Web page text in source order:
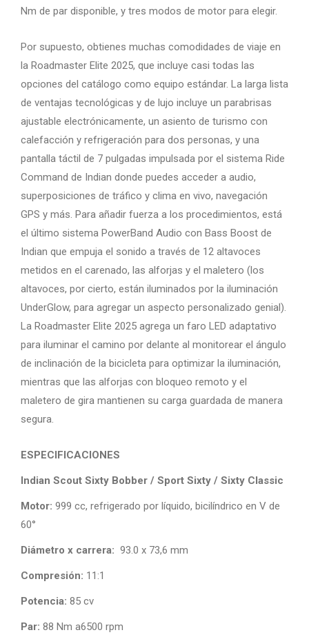
Nm de par disponible, y tres modos de motor para elegir.
Por supuesto, obtienes muchas comodidades de viaje en
la Roadmaster Elite 2025, que incluye casi todas las
opciones del catálogo como equipo estándar. La larga lista
de ventajas tecnológicas y de lujo incluye un parabrisas
ajustable electrónicamente, un asiento de turismo con
calefacción y refrigeración para dos personas, y una
pantalla táctil de 7 pulgadas impulsada por el sistema Ride
Command de Indian donde puedes acceder a audio,
superposiciones de tráfico y clima en vivo, navegación
GPS y más. Para añadir fuerza a los procedimientos, está
el último sistema PowerBand Audio con Bass Boost de
Indian que empuja el sonido a través de 12 altavoces
metidos en el carenado, las alforjas y el maletero (los
altavoces, por cierto, están iluminados por la iluminación
UnderGlow, para agregar un aspecto personalizado genial).
La Roadmaster Elite 2025 agrega un faro LED adaptativo
para iluminar el camino por delante al monitorear el ángulo
de inclinación de la bicicleta para optimizar la iluminación,
mientras que las alforjas con bloqueo remoto y el
maletero de gira mantienen su carga guardada de manera
segura.
ESPECIFICACIONES
Indian Scout Sixty Bobber / Sport Sixty / Sixty Classic
Motor: 999 cc, refrigerado por líquido, bicilíndrico en V de
60°
Diámetro x carrera: 93.0 x 73,6 mm
Compresión: 11:1
Potencia: 85 cv
Par: 88 Nm a6500 rpm